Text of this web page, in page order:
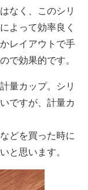
なく、このシリ
よって効率良く
レイアウトで手
で効果的です。
量カップ。シリ
ですが、計量カ
どを買った時に
と思います。